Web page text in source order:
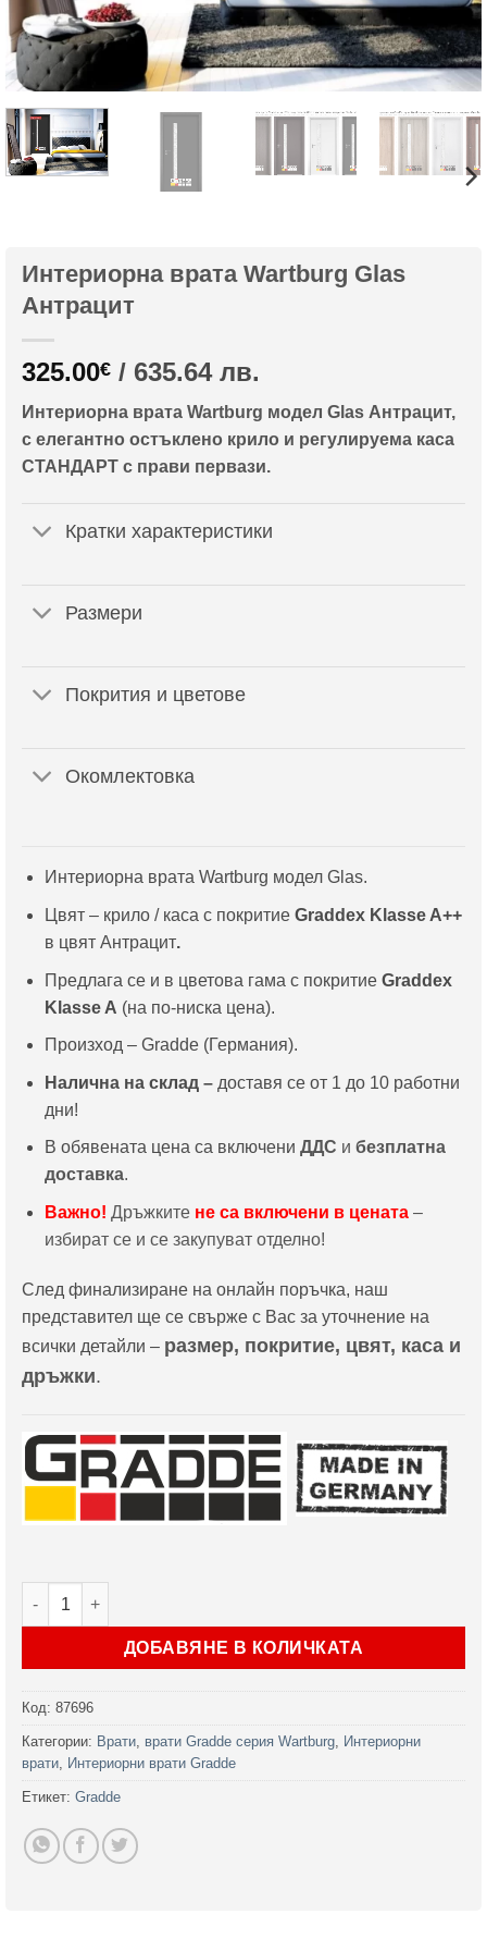
Интериорна врата Wartburg Glas
Антрацит
325.00€ / 635.64 лв.
Интериорна врата Wartburg модел Glas Антрацит,
с елегантно остъклено крило и регулируема каса
СТАНДАРТ с прави первази.
Кратки характеристики
Размери
Покрития и цветове
Окомлектовка
Интериорна врата Wartburg модел Glas.
Цвят – крило / каса с покритие Graddex Klasse A++
в цвят Антрацит.
Предлага се и в цветова гама с покритие Graddex
Klasse A (на по-ниска цена).
Произход – Gradde (Германия).
Налична на склад –доставя се от 1 до 10 работни
дни!
В обявената цена са включени ДДС и безплатна
доставка.
Важно! Дръжките не са включени в цената–
избират се и се закупуват отделно!
След финализиране на онлайн поръчка, наш
представител ще се свърже с Вас за уточнение на
всички детайли – размер, покритие, цвят, каса и
дръжки.
количество за Интериорна врата Wartburg Glas Антрацит
ДОБАВЯНЕ В КОЛИЧКАТА
Код: 87696
Категории: Врати, врати Gradde серия Wartburg, Интериорни
врати, Интериорни врати Gradde
Етикет: Gradde